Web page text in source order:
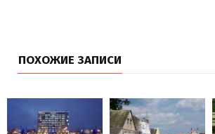
ПОХОЖИЕ ЗАПИСИ